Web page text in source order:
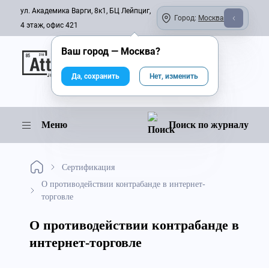
ул. Академика Варги, 8к1, БЦ Лейпциг,
4 этаж, офис 421
Город: Москва
Онлайн-журнал
Меню Поиск по журналу
Сертификация
О противодействии контрабанде в интернет-
торговле
О противодействии контрабанде в
интернет-торговле
Ваш город — Москва?
Да, сохранить Нет, изменить